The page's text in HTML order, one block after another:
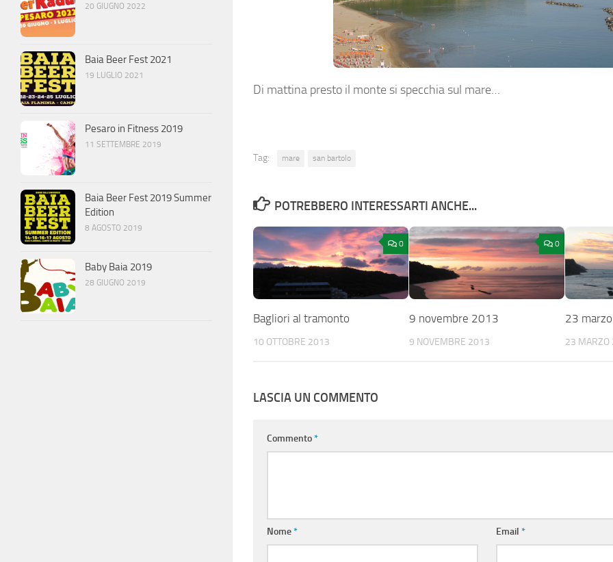
Di mattina presto il monte si specchia sul mare…
Tag: mare san bartolo
POTREBBERO INTERESSARTI ANCHE...
0
Bagliori al tramonto
10 OTTOBRE 2013
0
9 novembre 2013
9 NOVEMBRE 2013
23
23 MARZO
LASCIA UN COMMENTO
Commento*
Nome* Email *
20 GIUGNO 2022
Baia Beer Fest 2021
19 LUGLIO 2021
Pesaro in Fitness 2019
11 SETTEMBRE 2019
Baia Beer Fest 2019 Summer
Edition
8 AGOSTO 2019
Baby Baia 2019
28 GIUGNO 2019